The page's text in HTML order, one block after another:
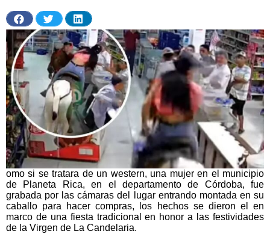
omo si se tratara de un western, una mujer en el municipio
de Planeta Rica, en el departamento de Córdoba, fue
grabada por las cámaras del lugar entrando montada en su
caballo para hacer compras, los hechos se dieron el en
marco de una fiesta tradicional en honor a las festividades
de la Virgen de La Candelaria.